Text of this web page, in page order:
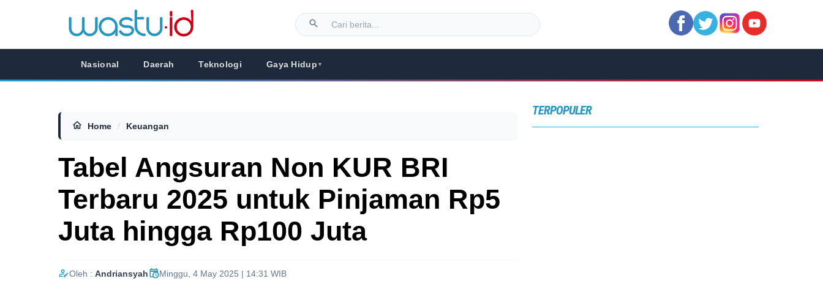
Nasional Daerah Teknologi Gaya Hidup ▼
Home / Keuangan
Tabel Angsuran Non KUR BRI
Terbaru 2025 untuk Pinjaman Rp5
Juta hingga Rp100 Juta
Oleh : Andriansyah Minggu, 4 May 2025 | 14:31 WIB
TERPOPULER